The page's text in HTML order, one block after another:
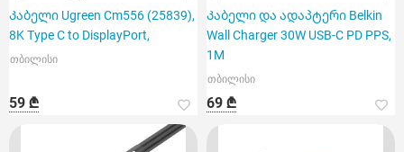
Კაბელი Ugreen Cm556 (25839),
8K Type C to DisplayPort,
თბილისი
59 ₾
Კაბელი და ადაპტერი Belkin
Wall Charger 30W USB-C PD PPS,
1M
თბილისი
69 ₾